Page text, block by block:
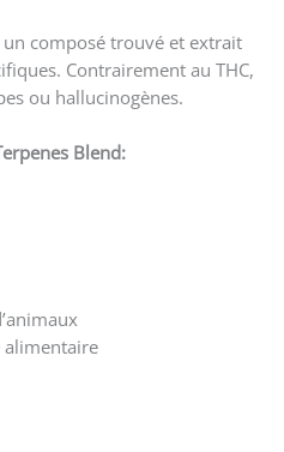
un composé trouvé et extrait
Contrairement au THC,
ou hallucinogènes.
Blend:
alimentaire